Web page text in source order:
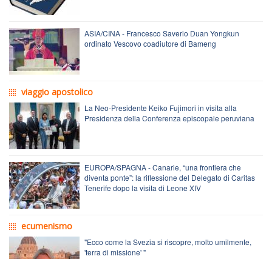
ASIA/CINA - Francesco Saverio Duan Yongkun
ordinato Vescovo coadiutore di Bameng
viaggio apostolico
La Neo-Presidente Keiko Fujimori in visita alla
Presidenza della Conferenza episcopale peruviana
EUROPA/SPAGNA - Canarie, “una frontiera che
diventa ponte”: la riflessione del Delegato di Caritas
Tenerife dopo la visita di Leone XIV
ecumenismo
"Ecco come la Svezia si riscopre, molto umilmente,
'terra di missione' "